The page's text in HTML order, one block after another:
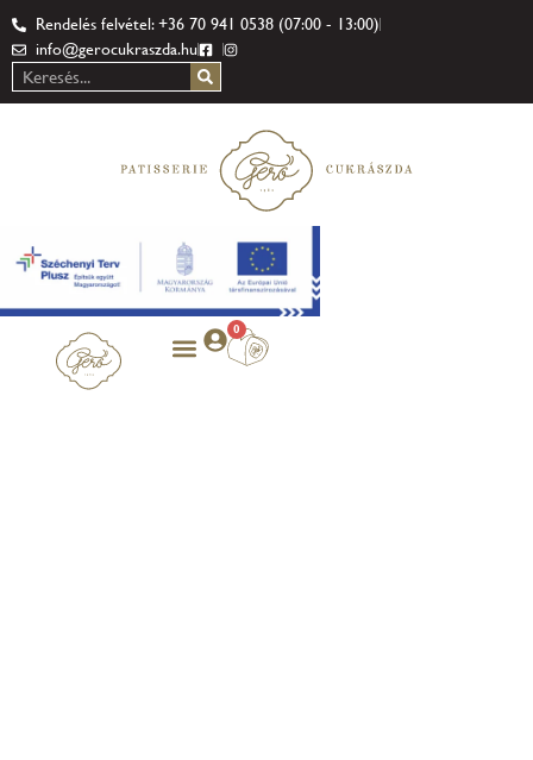
Rendelés felvétel: +36 70 941 0538 (07:00 - 13:00)
info@gerocukraszda.hu
0